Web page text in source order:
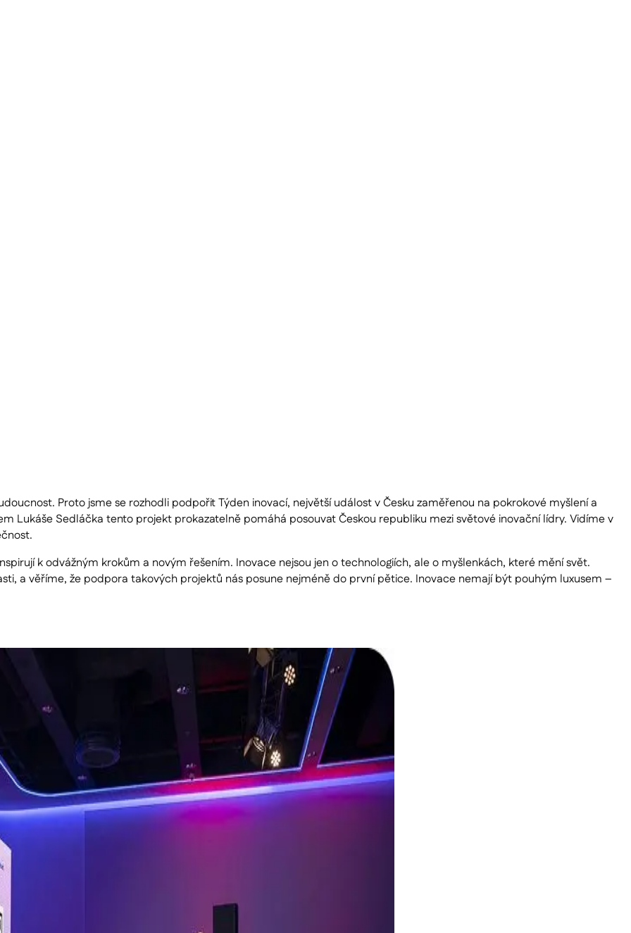
Proto jsme se rozhodli podpořit Týden inovací, největší událost v Česku zaměřenou na pokrokové myšlení a
Lukáše Sedláčka tento projekt prokazatelně pomáhá posouvat Českou republiku mezi světové inovační lídry. Vidíme v
k odvážným krokům a novým řešením. Inovace nejsou jen o technologiích, ale o myšlenkách, které mění svět.
a věříme, že podpora takových projektů nás posune nejméně do první pětice. Inovace nemají být pouhým luxusem –